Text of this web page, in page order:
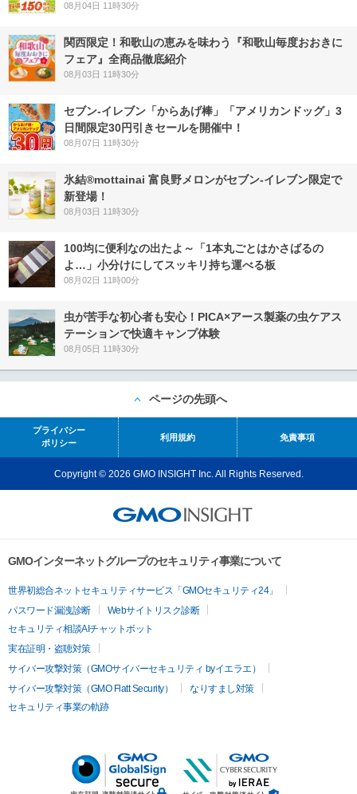
08月04日 11時30分
関西限定！和歌山の恵みを味わう『和歌山毎度おおきに
フェア』全商品徹底紹介
08月03日 11時30分
セブン‐イレブン「からあげ棒」「アメリカンドッグ」3
日間限定30円引きセールを開催中！
08月07日 11時30分
氷結®mottainai 富良野メロンがセブン‐イレブン限定で
新登場！
08月03日 11時30分
100均に便利なの出たよ～「1本丸ごとはかさばるの
よ…」小分けにしてスッキリ持ち運べる板
08月02日 11時00分
虫が苦手な初心者も安心！PICA×アース製薬の虫ケアス
テーションで快適キャンプ体験
08月05日 11時30分
ページの先頭へ
プライバシー
ポリシー
利用規約 免責事項
Copyright © 2026 GMO INSIGHT Inc. All Rights Reserved.
GMOインターネットグループのセキュリティ事業について
世界初総合ネットセキュリティサービス「GMOセキュリティ24」
パスワード漏洩診断
Webサイトリスク診断
セキュリティ相談AIチャットボット
実在証明・盗聴対策
サイバー攻撃対策（GMOサイバーセキュリティ byイエラエ）
サイバー攻撃対策（GMO Flatt Security）
なりすまし対策
セキュリティ事業の軌跡